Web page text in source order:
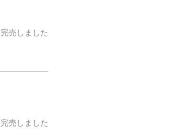
完売しました
完売しました